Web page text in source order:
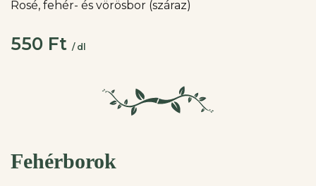
Rosé, fehér- és vörösbor (száraz)
550 Ft / dl
Fehérborok